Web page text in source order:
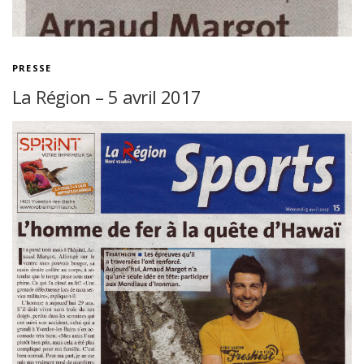
PRESSE
La Région – 5 avril 2017